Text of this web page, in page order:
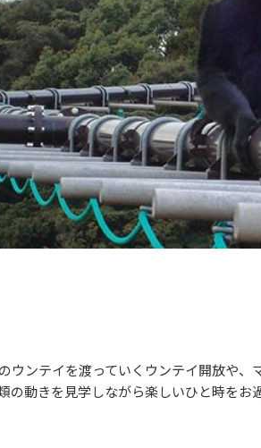
ウンテイを渡っていくウンテイ開放や
の動きを見学しながら楽しいひと時をお